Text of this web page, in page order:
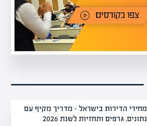
מחירי הדירות בישראל – מדריך מקיף עם
נתונים, גרפים ותחזיות לשנת 2026